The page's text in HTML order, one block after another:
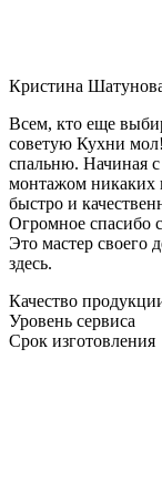
Кристина
Всем, кто еще
советую Кухни
спальню. Начиная с
монтажом никаких
быстро и
Огромное спасибо
Это мастер своего
здесь.
Качество
Уровень сервиса
Срок изготовления